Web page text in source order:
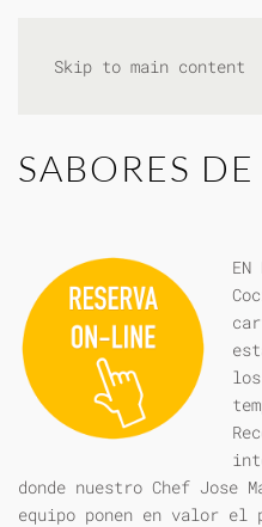
Skip to main content
SABORES
EN
donde nuestro Chef Jose
equipo ponen en valor el